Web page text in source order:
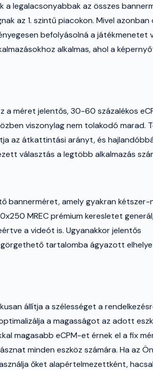
a legalacsonyabbak az összes
az 1. szintű piacokon. Mivel azonban
befolyásolná a játékmenetet
alkalmas, ahol a
a méret jelentős, 30-60 százalékos
viszonylag nem tolakodó marad.
az átkattintási arányt, és
választás a legtöbb alkalmazás
bannerméret, amely gyakran kétszer-
MREC prémium keresletet
a videót is. Ugyanakkor jelentős
tartalomba ágyazott
állítja a szélességet a
a magasságot az adott
magasabb eCPM-et érnek el a fix
minden eszköz számára. Ha az
őket alapértelmezettként,